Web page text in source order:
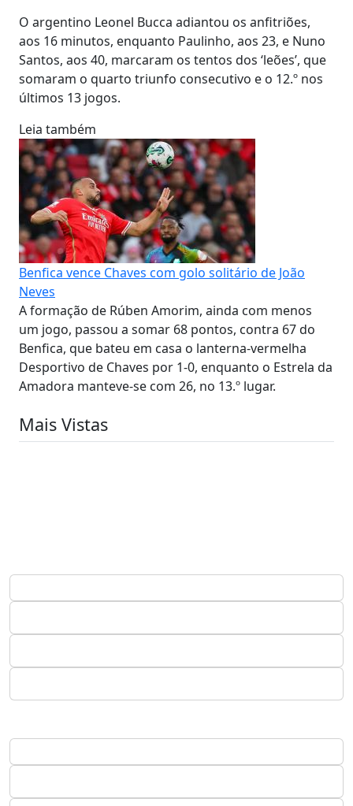
O argentino Leonel Bucca adiantou os anfitriões,
aos 16 minutos, enquanto Paulinho, aos 23, e Nuno
Santos, aos 40, marcaram os tentos dos ‘leões’, que
somaram o quarto triunfo consecutivo e o 12.º nos
últimos 13 jogos.
Leia também
Benfica vence Chaves com golo solitário de João
Neves
A formação de Rúben Amorim, ainda com menos
um jogo, passou a somar 68 pontos, contra 67 do
Benfica, que bateu em casa o lanterna-vermelha
Desportivo de Chaves por 1-0, enquanto o Estrela da
Amadora manteve-se com 26, no 13.º lugar.
Mais Vistas